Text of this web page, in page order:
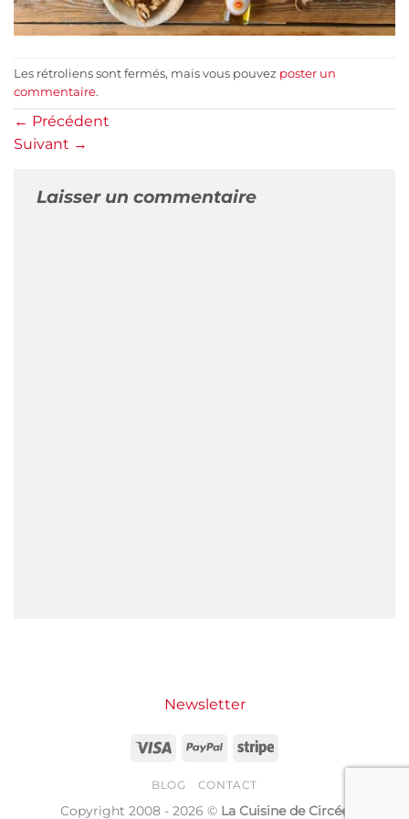
Les rétroliens sont fermés, mais vous pouvez poster un
commentaire.
← Précédent
Suivant →
Laisser un commentaire
Newsletter
Visa PayPal Stripe
BLOG CONTACT
Copyright 2008 - 2026 © La Cuisine de Circée